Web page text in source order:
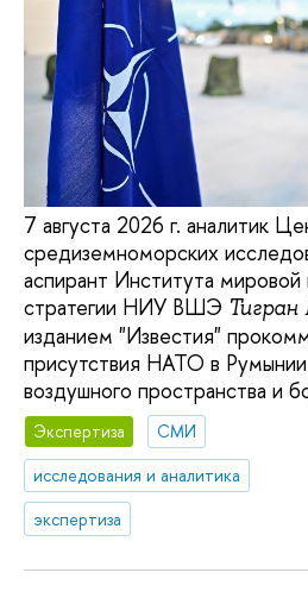
7 августа 2026 г. аналитик
средиземноморских
аспирант Института
стратегии НИУ ВШЭ
изданием "Известия"
присутствия НАТО в
воздушного пространства и
Экспертиза
СМИ
исследования и аналитика
экспертиза